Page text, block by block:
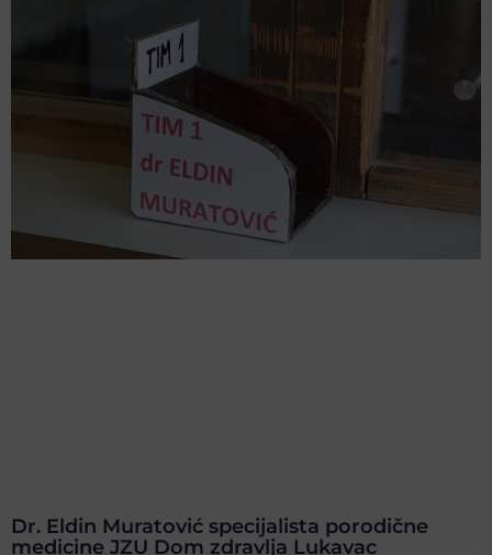
Dr. Eldin Muratović specijalista porodične
medicine JZU Dom zdravlja Lukavac